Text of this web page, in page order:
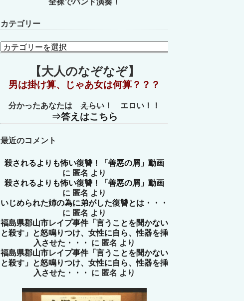
カテゴリー
カ
テ
【大人のなぞなぞ】
男は掛け算、じゃあ女は何算？？？
分かったあなたは えらい ！ エロい！！
⇒答えはこちら
最近のコメント
殺されるよりも怖い復讐！「善悪の屑」動画
に 匿名 より
殺されるよりも怖い復讐！「善悪の屑」動画
に 匿名 より
いじめられた姉の為に弟がした復讐とは・・・
に 匿名 より
福島県郡山市レイプ事件「言うことを聞かない
と殺す」と怒鳴りつけ、女性に自ら、性器を挿
入させた・・・
に 匿名 より
福島県郡山市レイプ事件「言うことを聞かない
と殺す」と怒鳴りつけ、女性に自ら、性器を挿
入させた・・・
に 匿名 より